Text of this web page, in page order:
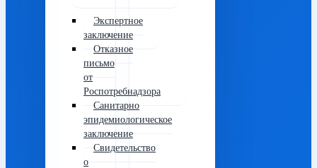
Экспертное
заключение
Отказное
письмо
от
Роспотребнадзора
Санитарно
эпидемиологическое
заключение
Свидетельство
о